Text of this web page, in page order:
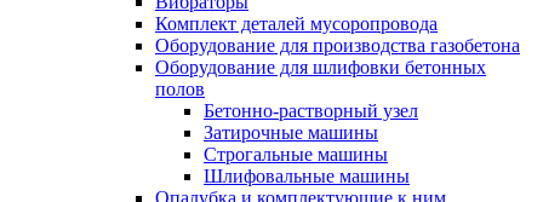
Комплект деталей мусоропровода
Оборудование для производства газобетона
Оборудование для шлифовки бетонных
полов
Бетонно-растворный узел
Затирочные машины
Строгальные машины
Шлифовальные машины
Опалубка и комплектующие к ним